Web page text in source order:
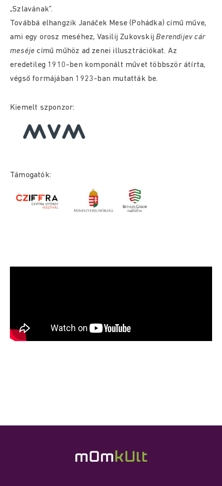
„Szlavának”.
Továbbá elhangzik Janáček Mese (Pohádka) című műve,
ami egy orosz meséhez, Vasilij ZukovskijBerendijev cár
meséje című műhöz ad zenei illusztrációkat. Az
eredetileg 1910-ben komponált művet többször átírta,
végső formájában 1923-ban mutatták be.
Kiemelt szponzor:
Támogatók: